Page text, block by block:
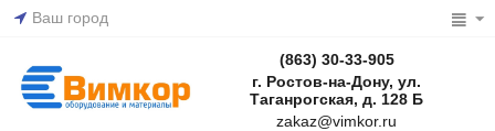
Ваш город
(863) 30-33-905
г. Ростов-на-Дону, ул.
Таганрогская, д. 128 Б
zakaz@vimkor.ru